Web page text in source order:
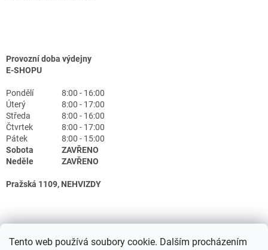
Tento web používá soubory cookie. Dalším procházením
Provozní doba výdejny
E-SHOPU
Pondělí
8:00 - 16:00
Úterý
8:00 - 17:00
Středa
8:00 - 16:00
Čtvrtek
8:00 - 17:00
Pátek
8:00 - 15:00
Sobota
ZAVŘENO
Neděle
ZAVŘENO
Pražská 1109, NEHVIZDY